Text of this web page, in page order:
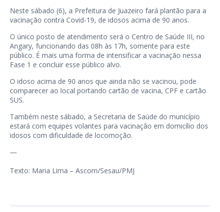
Neste sábado (6), a Prefeitura de Juazeiro fará plantão para a
vacinação contra Covid-19, de idosos acima de 90 anos.
O único posto de atendimento será o Centro de Saúde III, no
Angary, funcionando das 08h às 17h, somente para este
público. É mais uma forma de intensificar a vacinação nessa
Fase 1 e concluir esse público alvo.
O idoso acima de 90 anos que ainda não se vacinou, pode
comparecer ao local portando cartão de vacina, CPF e cartão
SUS.
Também neste sábado, a Secretaria de Saúde do município
estará com equipes volantes para vacinação em domicílio dos
idosos com dificuldade de locomoção.
—
Texto: Maria Lima – Ascom/Sesau/PMJ